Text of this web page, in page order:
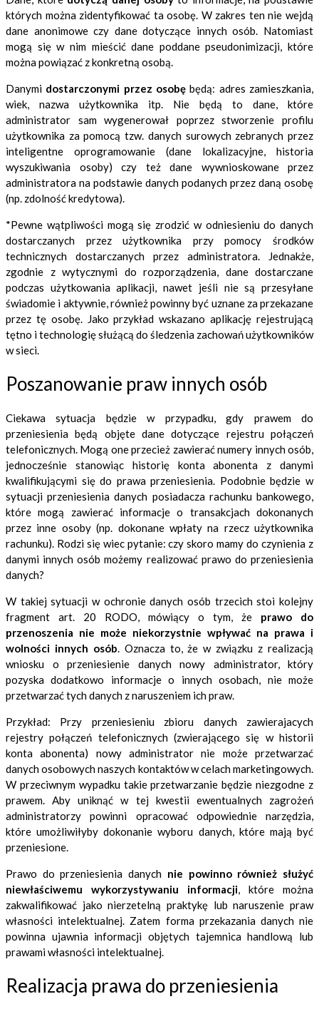
których można zidentyfikować ta osobę. W zakres ten nie wejdą
dane anonimowe czy dane dotyczące innych osób. Natomiast
mogą się w nim mieścić dane poddane pseudonimizacji, które
można powiązać z konkretną osobą.
Danymi dostarczonymi przez osobębędą: adres zamieszkania,
wiek, nazwa użytkownika itp. Nie będą to dane, które
administrator sam wygenerował poprzez stworzenie profilu
użytkownika za pomocą tzw. danych surowych zebranych przez
inteligentne oprogramowanie (dane lokalizacyjne, historia
wyszukiwania osoby) czy też dane wywnioskowane przez
administratora na podstawie danych podanych przez daną osobę
(np. zdolność kredytowa).
*Pewne wątpliwości mogą się zrodzić w odniesieniu do danych
dostarczanych przez użytkownika przy pomocy środków
technicznych dostarczanych przez administratora. Jednakże,
zgodnie z wytycznymi do rozporządzenia, dane dostarczane
podczas użytkowania aplikacji, nawet jeśli nie są przesyłane
świadomie i aktywnie, również powinny być uznane za przekazane
przez tę osobę. Jako przykład wskazano aplikację rejestrującą
tętno i technologię służącą do śledzenia zachowań użytkowników
w sieci.
Poszanowanie praw innych osób
Ciekawa sytuacja będzie w przypadku, gdy prawem do
przeniesienia będą objęte dane dotyczące rejestru połączeń
telefonicznych. Mogą one przecież zawierać numery innych osób,
jednocześnie stanowiąc historię konta abonenta z danymi
kwalifikującymi się do prawa przeniesienia. Podobnie będzie w
sytuacji przeniesienia danych posiadacza rachunku bankowego,
które mogą zawierać informacje o transakcjach dokonanych
przez inne osoby (np. dokonane wpłaty na rzecz użytkownika
rachunku). Rodzi się wiec pytanie: czy skoro mamy do czynienia z
danymi innych osób możemy realizować prawo do przeniesienia
danych?
W takiej sytuacji w ochronie danych osób trzecich stoi kolejny
fragment art. 20 RODO, mówiący o tym, że prawo do
przenoszenia nie może niekorzystnie wpływać na prawa i
wolności innych osób. Oznacza to, że w związku z realizacją
wniosku o przeniesienie danych nowy administrator, który
pozyska dodatkowo informacje o innych osobach, nie może
przetwarzać tych danych z naruszeniem ich praw.
Przykład: Przy przeniesieniu zbioru danych zawierajacych
rejestry połączeń telefonicznych (zwierającego się w historii
konta abonenta) nowy administrator nie może przetwarzać
danych osobowych naszych kontaktów w celach marketingowych.
W przeciwnym wypadku takie przetwarzanie będzie niezgodne z
prawem. Aby uniknąć w tej kwestii ewentualnych zagrożeń
administratorzy powinni opracować odpowiednie narzędzia,
które umożliwiłyby dokonanie wyboru danych, które mają być
przeniesione.
Prawo do przeniesienia danych nie powinno również służyć
niewłaściwemu wykorzystywaniu informacji, które można
zakwalifikować jako nierzetelną praktykę lub naruszenie praw
własności intelektualnej. Zatem forma przekazania danych nie
powinna ujawnia informacji objętych tajemnica handlową lub
prawami własności intelektualnej.
Realizacja prawa do przeniesienia